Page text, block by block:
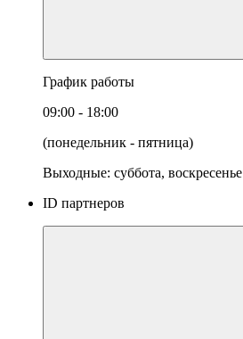
График работы
09:00 - 18:00
(понедельник - пятница)
Выходные: суббота, воскресенье
ID партнеров